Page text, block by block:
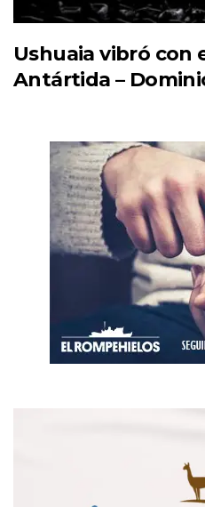
Ushuaia vibró con
Antártida –